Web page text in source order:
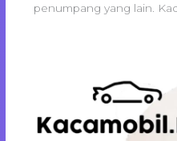
penumpang yang lain.